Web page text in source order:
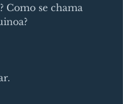
Como se chama